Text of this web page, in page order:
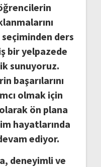
ders
bir yelpazede
sunuyoruz.
başarılarını
olmak için
ön plana
hayatlarında
ediyor.
deneyimli ve